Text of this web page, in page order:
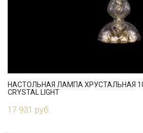
НАСТОЛЬНАЯ ЛАМПА ХРУСТАЛЬНАЯ
CRYSTAL LIGHT
17 931 руб.